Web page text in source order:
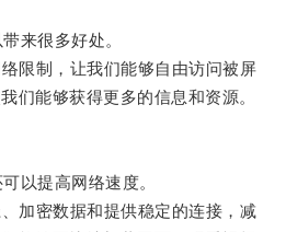
很多好处。
制，让我们能够自由访问被屏
们能够获得更多的信息和资源。
提高网络速度。
密数据和提供稳定的连接，减